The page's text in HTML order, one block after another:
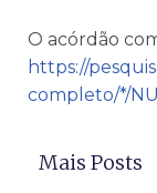
O acórdão
https://
completo/*/
Mais Posts